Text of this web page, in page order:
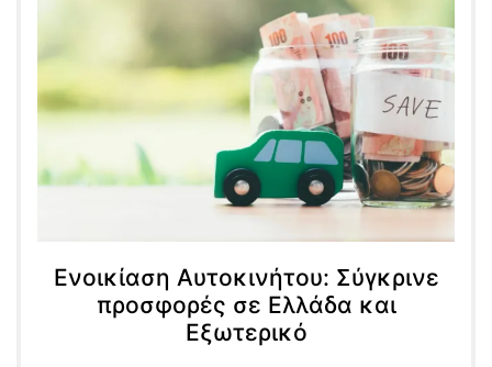
Ενοικίαση Αυτοκινήτου: Σύγκρινε
προσφορές σε Ελλάδα και
Εξωτερικό